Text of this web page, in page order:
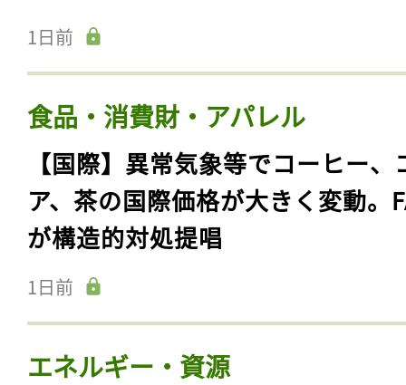
1日前
食品・消費財・アパレル
【国際】異常気象等でコーヒー、
ア、茶の国際価格が大きく変動。
が構造的対処提唱
1日前
エネルギー・資源